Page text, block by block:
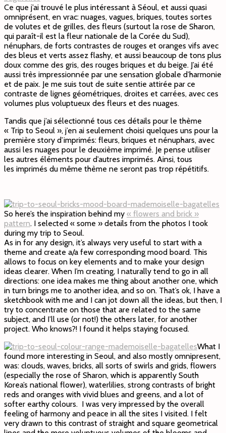
Ce que j’ai trouvé le plus intéressant à Séoul, et aussi quasi
omniprésent, en vrac: nuages, vagues, briques, toutes sortes
de volutes et de grilles, des fleurs (surtout la rose de Sharon,
qui paraît-il est la fleur nationale de la Corée du Sud),
nénuphars, de forts contrastes de rouges et oranges vifs avec
des bleus et verts assez flashy, et aussi beaucoup de tons plus
doux comme des gris, des rouges briques et du beige. J’ai été
aussi très impressionnée par une sensation globale d’harmonie
et de paix. Je me suis tout de suite sentie attirée par ce
contraste de lignes géométriques, droites et carrées, avec ces
volumes plus voluptueux des fleurs et des nuages.
Tandis que j’ai sélectionné tous ces détails pour le thème
« Trip to Seoul », j’en ai seulement choisi quelques uns pour la
première story d’imprimés: fleurs, briques et nénuphars, avec
aussi les nuages pour le deuxième imprimé. Je pense utiliser
les autres éléments pour d’autres imprimés. Ainsi, tous
les imprimés du même thème ne seront pas trop répétitifs.
So here’s the inspiration behind my « flowers and brick »
pattern. I selected « some » details from the photos I took
during my trip to Seoul.
As in for any design, it’s always very useful to start with a
theme and create a/a few corresponding mood board. This
allows to focus on key elements and to make your design
ideas clearer. When I’m creating, I naturally tend to go in all
directions: one idea makes me thing about another one, which
in turn brings me to another idea, and so on. That’s ok, I have a
sketchbook with me and I can jot down all the ideas, but then, I
try to concentrate on those that are related to the same
subject, and I’ll use (or not!) the others later, for another
project. Who knows?! I found it helps staying focused.
What I
found more interesting in Seoul, and also mostly omnipresent,
was: clouds, waves, bricks, all sorts of swirls and grids, flowers
(especially the rose of Sharon, which is apparently South
Korea’s national flower), waterlilies, strong contrasts of bright
reds and oranges with vivid blues and greens, and a lot of
softer earthy colours. I was very impressed by the overall
feeling of harmony and peace in all the sites I visited. I felt
very drawn to this contrast of straight and square geometrical